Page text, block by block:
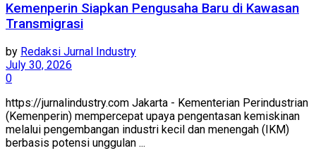
Kemenperin Siapkan Pengusaha Baru di Kawasan
Transmigrasi
by Redaksi Jurnal Industry
July 30, 2026
0
https://jurnalindustry.com Jakarta - Kementerian Perindustrian
(Kemenperin) mempercepat upaya pengentasan kemiskinan
melalui pengembangan industri kecil dan menengah (IKM)
berbasis potensi unggulan ...